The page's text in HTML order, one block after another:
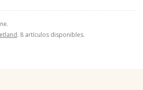
. 8 artículos disponibles.